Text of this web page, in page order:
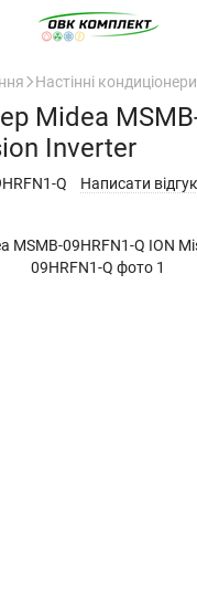
Настінні кондиціонери
Midea
Inverter
Q Написати відгук